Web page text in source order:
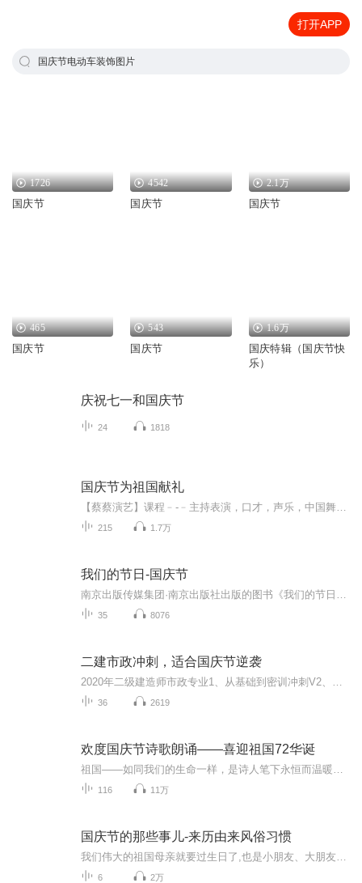
打开APP
国庆节电动车装饰图片
1726
国庆节
4542
国庆节
2.1万
国庆节
465
国庆节
543
国庆节
1.6万
国庆特辑（国庆节快
乐）
庆祝七一和国庆节
24 1818
国庆节为祖国献礼
215 1.7万
我们的节日-国庆节
35 8076
二建市政冲刺，适合国庆节逆袭
36 2619
欢度国庆节诗歌朗诵——喜迎祖国72华诞
116 11万
国庆节的那些事儿-来历由来风俗习惯
6 2万